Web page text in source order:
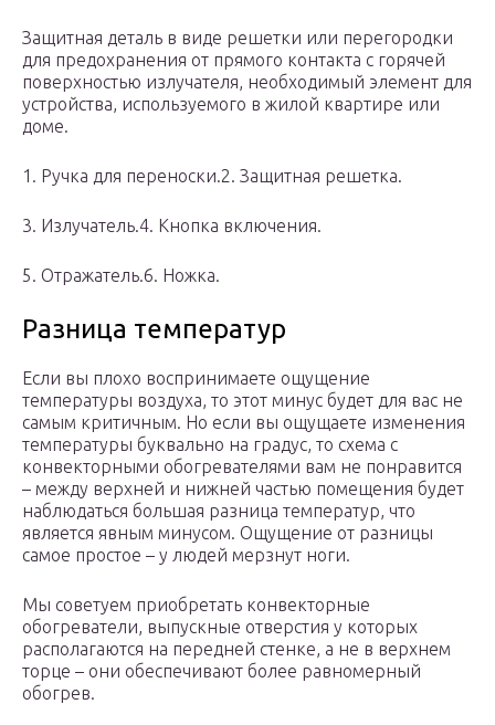
Защитная деталь в виде решетки или перегородки
для предохранения от прямого контакта с горячей
поверхностью излучателя, необходимый элемент для
устройства, используемого в жилой квартире или
доме.
1. Ручка для переноски.2. Защитная решетка.
3. Излучатель.4. Кнопка включения.
5. Отражатель.6. Ножка.
Разница температур
Если вы плохо воспринимаете ощущение
температуры воздуха, то этот минус будет для вас не
самым критичным. Но если вы ощущаете изменения
температуры буквально на градус, то схема с
конвекторными обогревателями вам не понравится
– между верхней и нижней частью помещения будет
наблюдаться большая разница температур, что
является явным минусом. Ощущение от разницы
самое простое – у людей мерзнут ноги.
Мы советуем приобретать конвекторные
обогреватели, выпускные отверстия у которых
располагаются на передней стенке, а не в верхнем
торце – они обеспечивают более равномерный
обогрев.